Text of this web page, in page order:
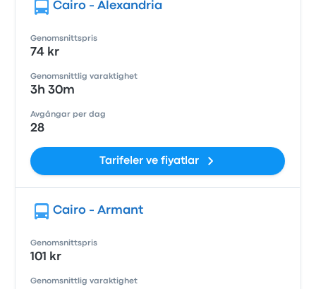
Cairo - Alexandria
Genomsnittspris
74 kr
Genomsnittlig varaktighet
3h 30m
Avgångar per dag
28
Tarifeler ve fiyatlar
Cairo - Armant
Genomsnittspris
101 kr
Genomsnittlig varaktighet